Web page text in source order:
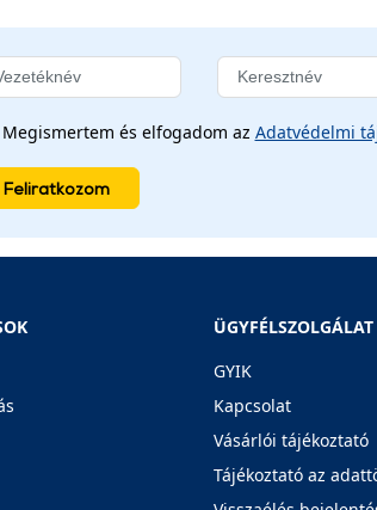
Megismertem és elfogadom az Adatvédelmi
Feliratkozom
ÜGYFÉLSZOLGÁLAT
GYIK
Kapcsolat
Vásárlói tájékoztató
Tájékoztató az